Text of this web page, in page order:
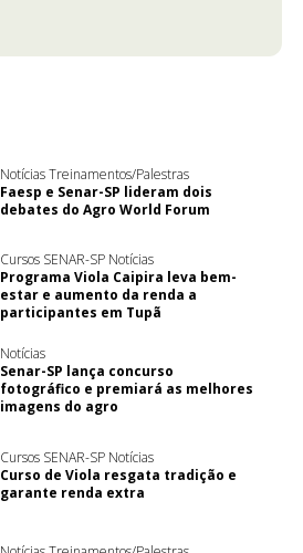
Notícias Treinamentos/Palestras
Faesp e Senar-SP lideram dois
debates do Agro World Forum
Cursos SENAR-SP Notícias
Programa Viola Caipira leva bem-
estar e aumento da renda a
participantes em Tupã
Notícias
Senar-SP lança concurso
fotográfico e premiará as melhores
imagens do agro
Cursos SENAR-SP Notícias
Curso de Viola resgata tradição e
garante renda extra